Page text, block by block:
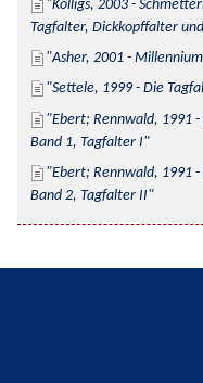
Kolligs, 2003 -
Tagfalter, Dickkopffalter
Asher, 2001 -
Settele, 1999 - Die
Ebert; Rennwald, 1991
Band 1, Tagfalter I
Ebert; Rennwald, 1991
Band 2, Tagfalter II